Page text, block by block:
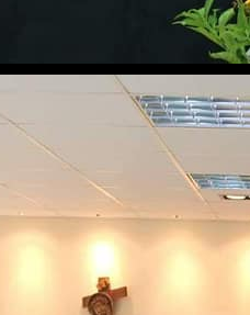
Ustawienia
Szanujemy Twoją prywatność.
zaakceptować je wszystkie. W